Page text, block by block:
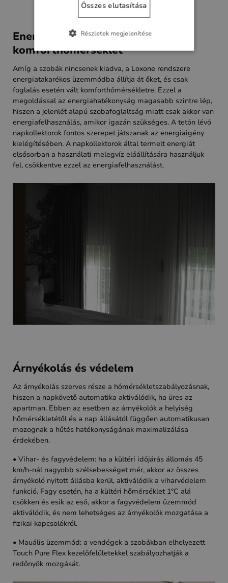
Energiamenedzsment és
komforthőmérséklet
Amíg a szobák nincsenek kiadva, a Loxone rendszere
energiatakarékos üzemmódba állítja át őket, és csak
foglalás esetén vált komforthőmérsékletre. Ezzel a
megoldással az energiahatékonyság magasabb szintre lép,
hiszen a jelenlét alapú szobafoglaltság miatt csak akkor van
energiafelhasználás, amikor igazán szükséges. A tetőn lévő
napkollektorok fontos szerepet játszanak az energiaigény
kielégítésében. A napkollektorok által termelt energiát
elsősorban a használati melegvíz előállítására használjuk
fel, csökkentve ezzel az energiafelhasználást.
Árnyékolás és védelem
Az árnyékolás szerves része a hőmérsékletszabályozásnak,
hiszen a napkövető automatika aktiválódik, ha üres az
apartman. Ebben az esetben az árnyékolók a helyiség
hőmérsékletétől és a nap állásától függően automatikusan
mozognak a hűtés hatékonyságának maximalizálása
érdekében.
• Vihar- és fagyvédelem: ha a kültéri időjárás állomás 45
km/h-nál nagyobb szélsebességet mér, akkor az összes
árnyékoló nyitott állásba kerül, aktiválódik a viharvédelem
funkció. Fagy esetén, ha a kültéri hőmérséklet 1°C alá
csökken és esik az eső, akkor a fagyvédelem üzemmód
aktiválódik, és nem lehetséges az árnyékolók mozgatása a
fizikai kapcsolókról.
• Mauális üzemmód: a vendégek a szobákban elhelyezett
Touch Pure Flex kezelőfelületekkel szabályozhatják a
redőnyök mozgását.
Összes elutasítása
Részletek megjelenítése